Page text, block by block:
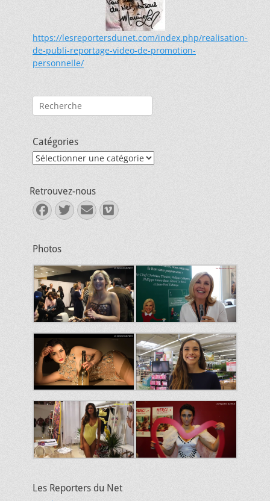
https://lesreportersdunet.com/index.php/realisation-
de-publi-reportage-video-de-promotion-
personnelle/
Rechercher :
Catégories
Catégories
Retrouvez-nous
Facebook
Twitter
E-
mail
Vimeo
Photos
Les Reporters du Net